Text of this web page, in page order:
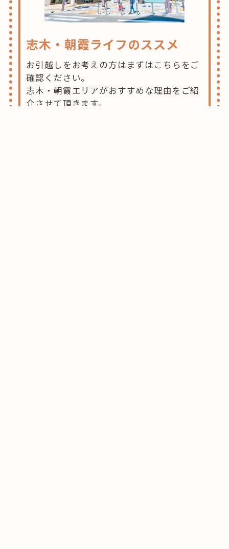
志木・朝霞ライフのススメ
お引越しをお考えの方はまずはこちらをご
確認ください。
志木・朝霞エリアがおすすめな理由をご紹
介させて頂きます。